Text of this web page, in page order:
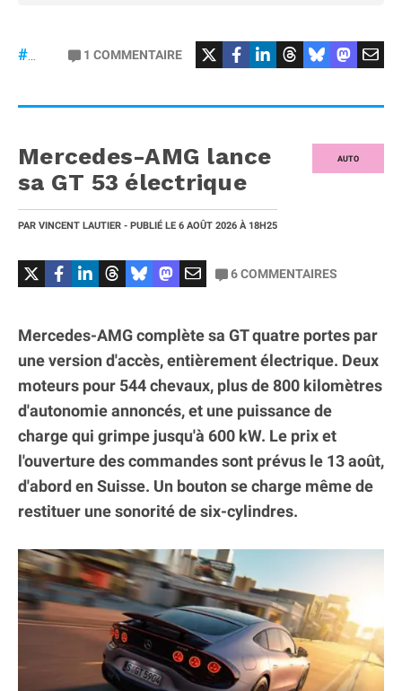
#DisneyPlus #Football #liga
1 COMMENTAIRE
AUTO
Mercedes-AMG lance
sa GT 53 électrique
PAR VINCENT LAUTIER - PUBLIÉ LE 6 AOÛT 2026 À 18H25
6COMMENTAIRES
Mercedes-AMG complète sa GT quatre portes par
une version d'accès, entièrement électrique. Deux
moteurs pour 544 chevaux, plus de 800 kilomètres
d'autonomie annoncés, et une puissance de
charge qui grimpe jusqu'à 600 kW. Le prix et
l'ouverture des commandes sont prévus le 13 août,
d'abord en Suisse. Un bouton se charge même de
restituer une sonorité de six-cylindres.